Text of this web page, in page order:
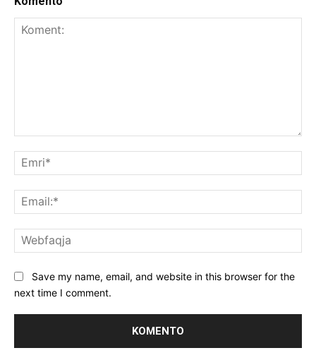
Save my name, email, and website in this browser for the
next time I comment.